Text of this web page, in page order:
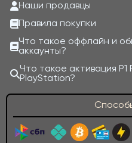
Наши продавцы
Правила покупки
Что такое оффлайн и
аккаунты?
Что такое активация P1
PlayStation?